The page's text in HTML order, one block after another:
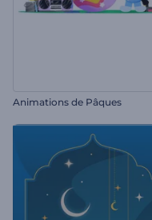
Animations de Pâques